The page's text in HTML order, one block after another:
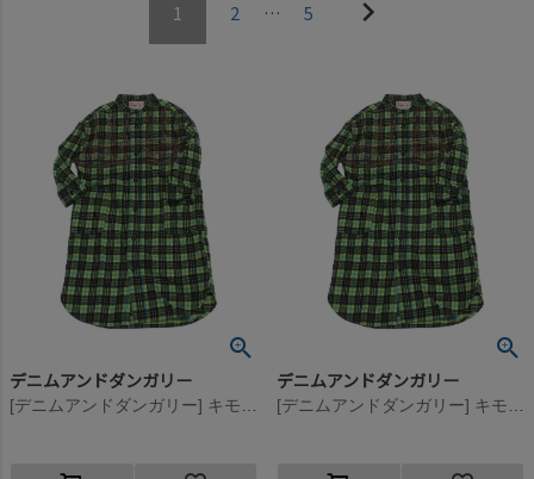
1 2 … 5
デニムアンドダンガリー デニムアンドダンガリー